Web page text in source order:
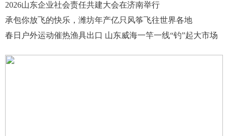
2026山东企业社会责任共建大会在济南举行
承包你放飞的快乐，潍坊年产亿只风筝飞往世界各地
春日户外运动催热渔具出口 山东威海一竿一线“钓”起大市场